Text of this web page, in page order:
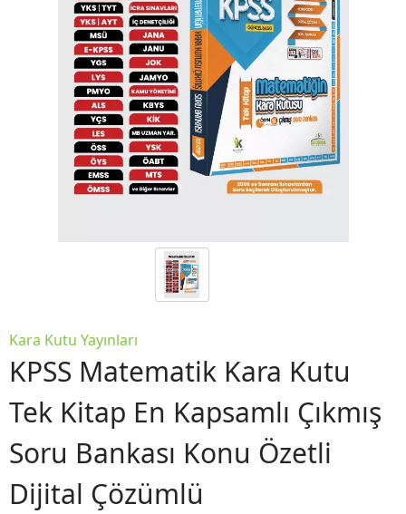
Kara Kutu Yayınları
KPSS Matematik Kara Kutu
Tek Kitap En Kapsamlı Çıkmış
Soru Bankası Konu Özetli
Dijital Çözümlü